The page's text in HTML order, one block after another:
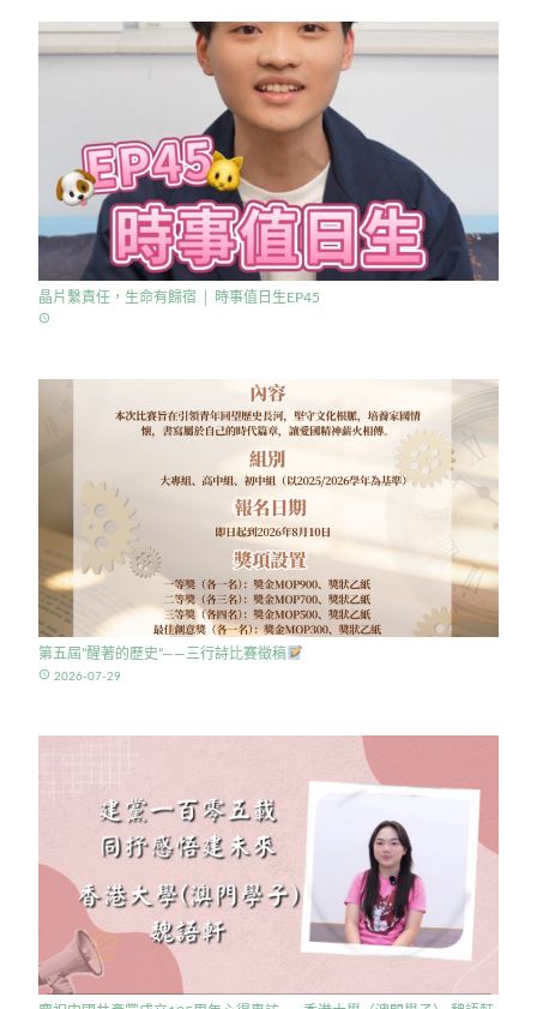
晶片繫責任，生命有歸宿 │ 時事值日生EP45
access_time
第五屆”醒著的歷史”——三行詩比賽徵稿
access_time 2026-07-29